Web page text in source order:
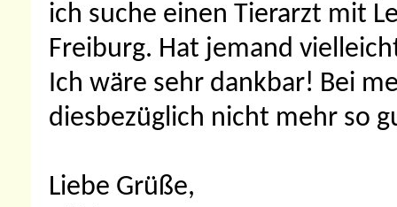
ich suche einen Tierarzt mit
Freiburg. Hat jemand
Ich wäre sehr dankbar! Bei
diesbezüglich nicht mehr so
Liebe Grüße,